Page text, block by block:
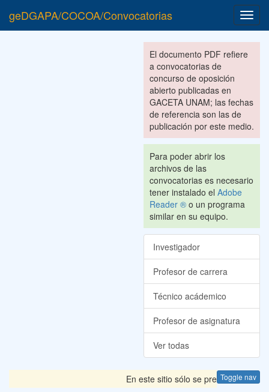
geDGAPA/COCOA/Convocatorias
El documento PDF refiere
a convocatorias de
concurso de oposición
abierto publicadas en
GACETA UNAM; las fechas
de referencia son las de
publicación por este medio.
Para poder abrir los
archivos de las
convocatorias es necesario
tener instalado el Adobe
Reader ® o un programa
similar en su equipo.
Investigador
Profesor de carrera
Técnico acádemico
Profesor de asignatura
Ver todas
Toggle nav
En este sitio sólo se presentan las